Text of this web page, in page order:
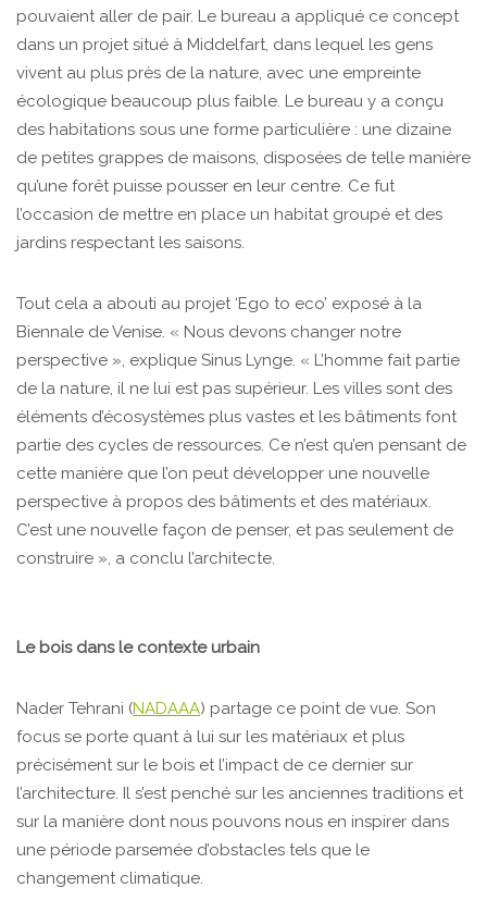
pouvaient aller de pair. Le bureau a appliqué ce concept
dans un projet situé à Middelfart, dans lequel les gens
vivent au plus près de la nature, avec une empreinte
écologique beaucoup plus faible. Le bureau y a conçu
des habitations sous une forme particulière : une dizaine
de petites grappes de maisons, disposées de telle manière
qu’une forêt puisse pousser en leur centre. Ce fut
l’occasion de mettre en place un habitat groupé et des
jardins respectant les saisons.
Tout cela a abouti au projet ‘Ego to eco’ exposé à la
Biennale de Venise. « Nous devons changer notre
perspective », explique Sinus Lynge. « L’homme fait partie
de la nature, il ne lui est pas supérieur. Les villes sont des
éléments d’écosystèmes plus vastes et les bâtiments font
partie des cycles de ressources. Ce n’est qu’en pensant de
cette manière que l’on peut développer une nouvelle
perspective à propos des bâtiments et des matériaux.
C’est une nouvelle façon de penser, et pas seulement de
construire », a conclu l’architecte.
Le bois dans le contexte urbain
Nader Tehrani (NADAAA) partage ce point de vue. Son
focus se porte quant à lui sur les matériaux et plus
précisément sur le bois et l’impact de ce dernier sur
l’architecture. Il s’est penché sur les anciennes traditions et
sur la manière dont nous pouvons nous en inspirer dans
une période parsemée d’obstacles tels que le
changement climatique.